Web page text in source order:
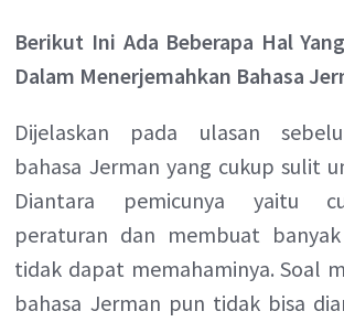
Berikut Ini Ada Beberapa Hal
Dalam Menerjemahkan Bahasa
Dijelaskan pada ulasan
bahasa Jerman yang cukup sulit
Diantara pemicunya yaitu
peraturan dan membuat
tidak dapat memahaminya. Soal
bahasa Jerman pun tidak bisa